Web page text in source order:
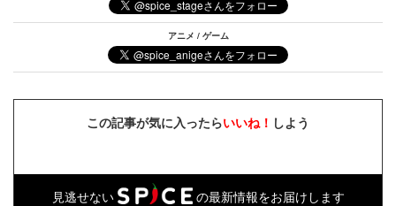
アニメ / ゲーム
この記事が気に入ったらいいね！ しよう
見逃せない の最新情報をお届けします